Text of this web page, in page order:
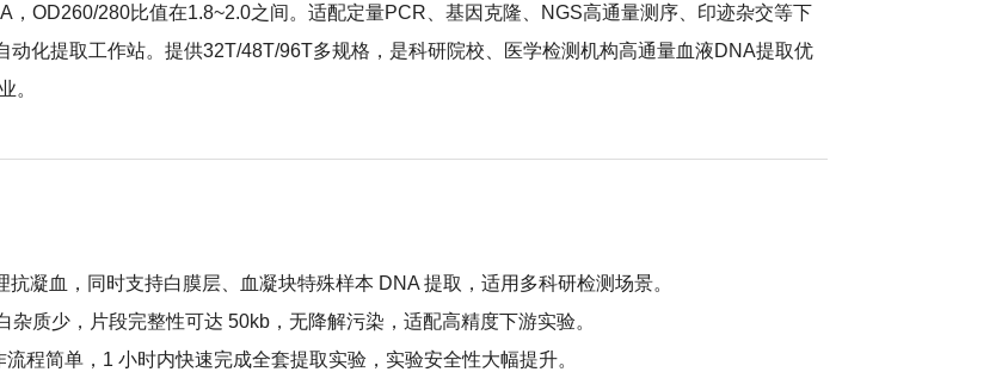
OD260/280比值在1.8~2.0之间。适配定量PCR、基因克隆、NGS高通量测序、印迹杂交等下
化提取工作站。提供32T/48T/96T多规格，是科研院校、医学检测机构高通量血液DNA提取优
。
凝血，同时支持白膜层、血凝块特殊样本 DNA 提取，适用多科研检测场景。
杂质少，片段完整性可达 50kb，无降解污染，适配高精度下游实验。
程简单，1 小时内快速完成全套提取实验，实验安全性大幅提升。